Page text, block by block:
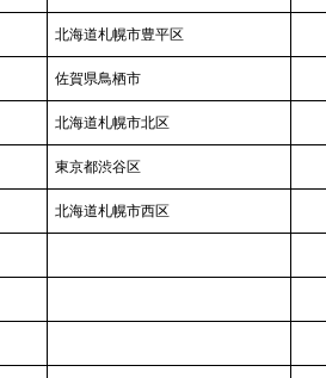
北海道札幌市豊平区
佐賀県鳥栖市
北海道札幌市北区
東京都渋谷区
北海道札幌市西区